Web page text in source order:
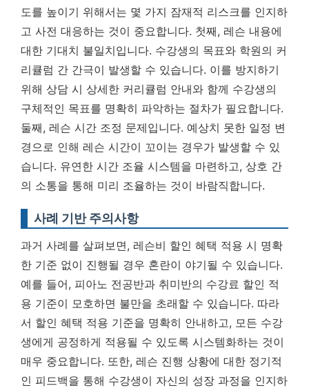
도를 높이기 위해서는 몇 가지 잠재적 리스크를 인지하
고 사전 대응하는 것이 중요합니다. 첫째, 레슨 내용에
대한 기대치 불일치입니다. 수강생의 목표와 학원의 커
리큘럼 간 간극이 발생할 수 있습니다. 이를 방지하기
위해 상담 시 상세한 커리큘럼 안내와 함께 수강생의
구체적인 목표를 명확히 파악하는 절차가 필요합니다.
둘째, 레슨 시간 조정 문제입니다. 예상치 못한 일정 변
경으로 인해 레슨 시간이 꼬이는 경우가 발생할 수 있
습니다. 유연한 시간 조율 시스템을 마련하고, 상호 간
의 소통을 통해 미리 조율하는 것이 바람직합니다.
사례 기반 주의사항
과거 사례를 살펴보면, 레슨비 할인 혜택 적용 시 명확
한 기준 없이 진행될 경우 혼란이 야기될 수 있습니다.
예를 들어, 피아노 전공반과 취미반의 수강료 할인 적
용 기준이 모호하면 불만을 초래할 수 있습니다. 따라
서 할인 혜택 적용 기준을 명확히 안내하고, 모든 수강
생에게 공정하게 적용될 수 있도록 시스템화하는 것이
매우 중요합니다. 또한, 레슨 진행 상황에 대한 정기적
인 피드백을 통해 수강생이 자신의 성장 과정을 인지하